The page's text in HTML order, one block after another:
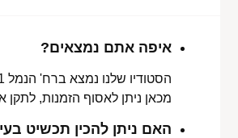
איפה אתם נמצאים?
מכאן ניתן לאסוף הזמנות, לתקן
האם ניתן להכין תכשיט